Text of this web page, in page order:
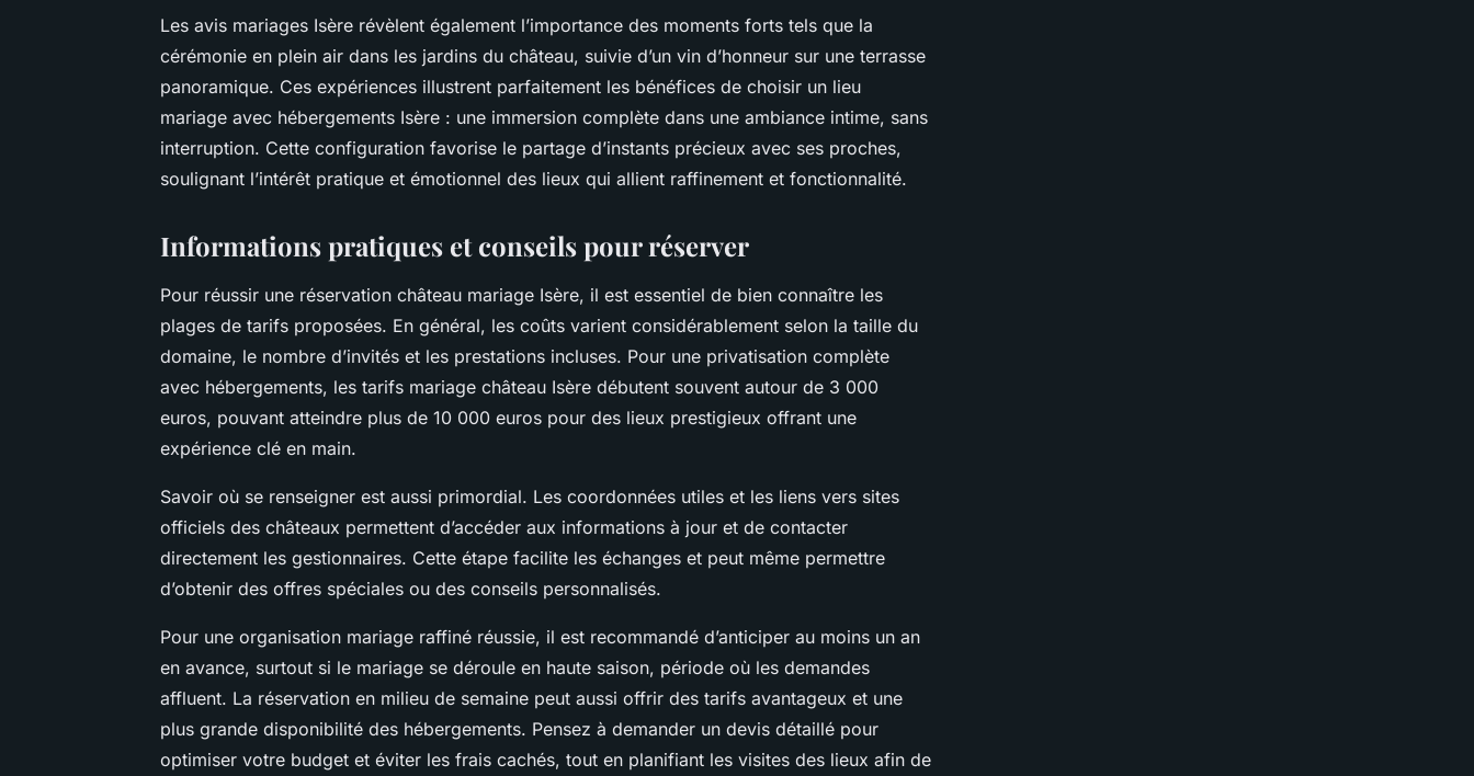
Les avis mariages Isère révèlent également l’importance des moments forts tels que la
cérémonie en plein air dans les jardins du château, suivie d’un vin d’honneur sur une terrasse
panoramique. Ces expériences illustrent parfaitement les bénéfices de choisir un lieu
mariage avec hébergements Isère : une immersion complète dans une ambiance intime, sans
interruption. Cette configuration favorise le partage d’instants précieux avec ses proches,
soulignant l’intérêt pratique et émotionnel des lieux qui allient raffinement et fonctionnalité.
Informations pratiques et conseils pour réserver
Pour réussir une réservation château mariage Isère, il est essentiel de bien connaître les
plages de tarifs proposées. En général, les coûts varient considérablement selon la taille du
domaine, le nombre d’invités et les prestations incluses. Pour une privatisation complète
avec hébergements, les tarifs mariage château Isère débutent souvent autour de 3 000
euros, pouvant atteindre plus de 10 000 euros pour des lieux prestigieux offrant une
expérience clé en main.
Savoir où se renseigner est aussi primordial. Les coordonnées utiles et les liens vers sites
officiels des châteaux permettent d’accéder aux informations à jour et de contacter
directement les gestionnaires. Cette étape facilite les échanges et peut même permettre
d’obtenir des offres spéciales ou des conseils personnalisés.
Pour une organisation mariage raffiné réussie, il est recommandé d’anticiper au moins un an
en avance, surtout si le mariage se déroule en haute saison, période où les demandes
affluent. La réservation en milieu de semaine peut aussi offrir des tarifs avantageux et une
plus grande disponibilité des hébergements. Pensez à demander un devis détaillé pour
optimiser votre budget et éviter les frais cachés, tout en planifiant les visites des lieux afin de